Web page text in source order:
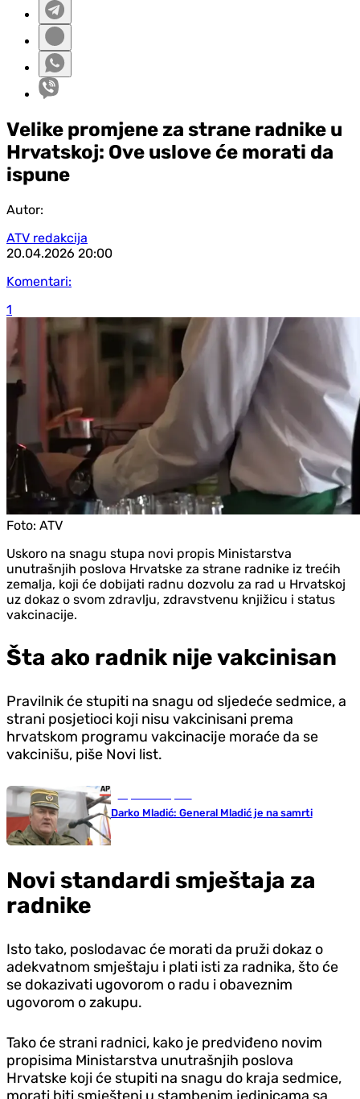
Velike promjene za strane radnike u
Hrvatskoj: Ove uslove će morati da
ispune
Autor:
ATV redakcija
20.04.2026 20:00
Komentari:
1
Foto: ATV
Uskoro na snagu stupa novi propis Ministarstva
unutrašnjih poslova Hrvatske za strane radnike iz trećih
zemalja, koji će dobijati radnu dozvolu za rad u Hrvatskoj
uz dokaz o svom zdravlju, zdravstvenu knjižicu i status
vakcinacije.
Šta ako radnik nije vakcinisan
Pravilnik će stupiti na snagu od sljedeće sedmice, a
strani posjetioci koji nisu vakcinisani prema
hrvatskom programu vakcinacije moraće da se
vakcinišu, piše Novi list.
Darko Mladić: General Mladić je na samrti
Novi standardi smještaja za
radnike
Isto tako, poslodavac će morati da pruži dokaz o
adekvatnom smještaju i plati isti za radnika, što će
se dokazivati ugovorom o radu i obaveznim
ugovorom o zakupu.
Tako će strani radnici, kako je predviđeno novim
propisima Ministarstva unutrašnjih poslova
Hrvatske koji će stupiti na snagu do kraja sedmice,